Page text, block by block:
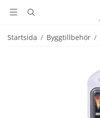
Startsida / Byggtillbehör /